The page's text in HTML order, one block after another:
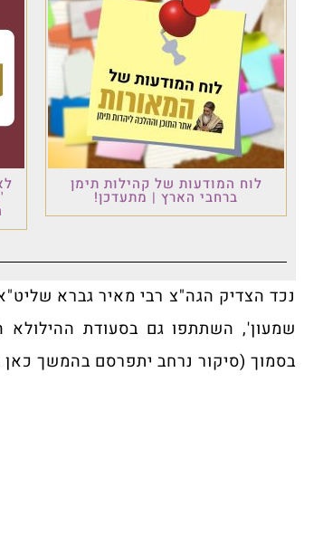
לוח המודעות של קהילות תימן
ברחבי הארץ | מתעדכן!
נכד הצדיק הגה"צ רבי מאיר גברא
שמעון', השתתפו גם בסעודת ההילולא
בסמוך (סיקור נרחב יתפרסם בהמשך